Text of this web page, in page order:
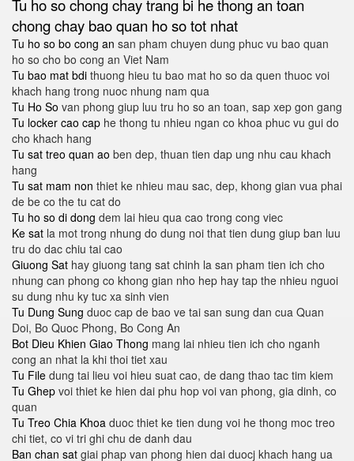
Tu ho so chong chaytrang bi he thong an toan
chong chay bao quan ho so tot nhat
Tu ho so bo cong an san pham chuyen dung phuc vu bao quan
ho so cho bo cong an Viet Nam
Tu bao mat bdi thuong hieu tu bao mat ho so da quen thuoc voi
khach hang trong nuoc nhung nam qua
Tu Ho So van phong giup luu tru ho so an toan, sap xep gon gang
Tu locker cao cap he thong tu nhieu ngan co khoa phuc vu gui do
cho khach hang
Tu sat treo quan ao ben dep, thuan tien dap ung nhu cau khach
hang
Tu sat mam non thiet ke nhieu mau sac, dep, khong gian vua phai
de be co the tu cat do
Tu ho so di dong dem lai hieu qua cao trong cong viec
Ke sat la mot trong nhung do dung noi that tien dung giup ban luu
tru do dac chiu tai cao
Giuong Sat hay giuong tang sat chinh la san pham tien ich cho
nhung can phong co khong gian nho hep hay tap the nhieu nguoi
su dung nhu ky tuc xa sinh vien
Tu Dung Sung duoc cap de bao ve tai san sung dan cua Quan
Doi, Bo Quoc Phong, Bo Cong An
Bot Dieu Khien Giao Thong mang lai nhieu tien ich cho nganh
cong an nhat la khi thoi tiet xau
Tu File dung tai lieu voi hieu suat cao, de dang thao tac tim kiem
Tu Ghep voi thiet ke hien dai phu hop voi van phong, gia dinh, co
quan
Tu Treo Chia Khoa duoc thiet ke tien dung voi he thong moc treo
chi tiet, co vi tri ghi chu de danh dau
Ban chan sat giai phap van phong hien dai duocj khach hang ua